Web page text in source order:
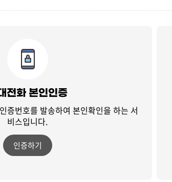
전화 본인인증
증번호를 발송하여본인확인을 하는 서
비스입니다.
인증하기